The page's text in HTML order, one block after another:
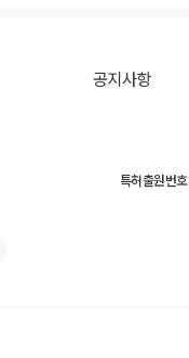
공지사항
특허출원번호